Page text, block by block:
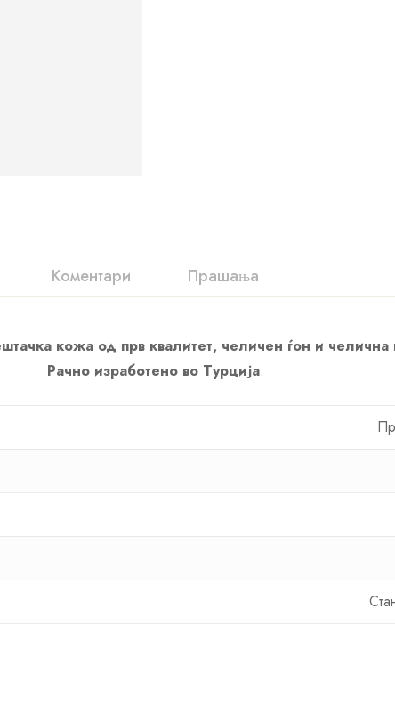
Коментари Прашања
кожа од прв квалитет, челичен ѓон и челична
Рачно изработено во Турција.